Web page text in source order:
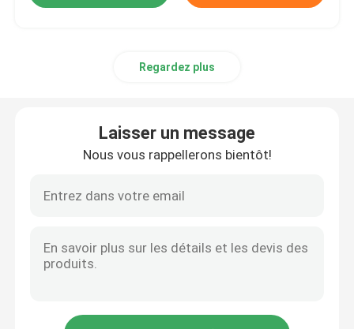
Regardez plus
Laisser un message
Nous vous rappellerons bientôt!